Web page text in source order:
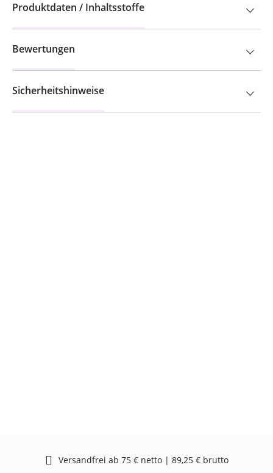
Produktdaten / Inhaltsstoffe
Bewertungen
Sicherheitshinweise
Versandfrei ab 75 € netto | 89,25 € brutto